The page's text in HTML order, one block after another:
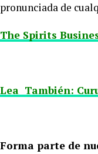
pronunciada de
The Spirits
Lea También:
Forma parte de